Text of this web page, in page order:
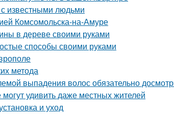
известными людьми
Комсомольска-на-Амуре
в дереве своими руками
способы своими руками
метода
выпадения волос обязательно
удивить даже местных жителей
и уход